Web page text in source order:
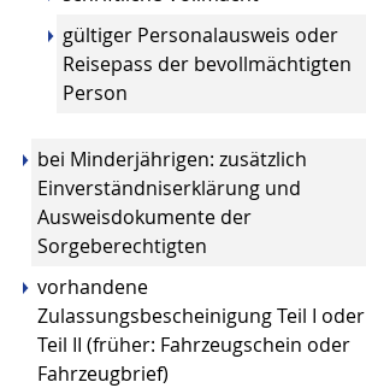
gültiger Personalausweis oder
Reisepass der bevollmächtigten
Person
bei Minderjährigen: zusätzlich
Einverständniserklärung und
Ausweisdokumente der
Sorgeberechtigten
vorhandene
Zulassungsbescheinigung Teil I oder
Teil II (früher: Fahrzeugschein oder
Fahrzeugbrief)